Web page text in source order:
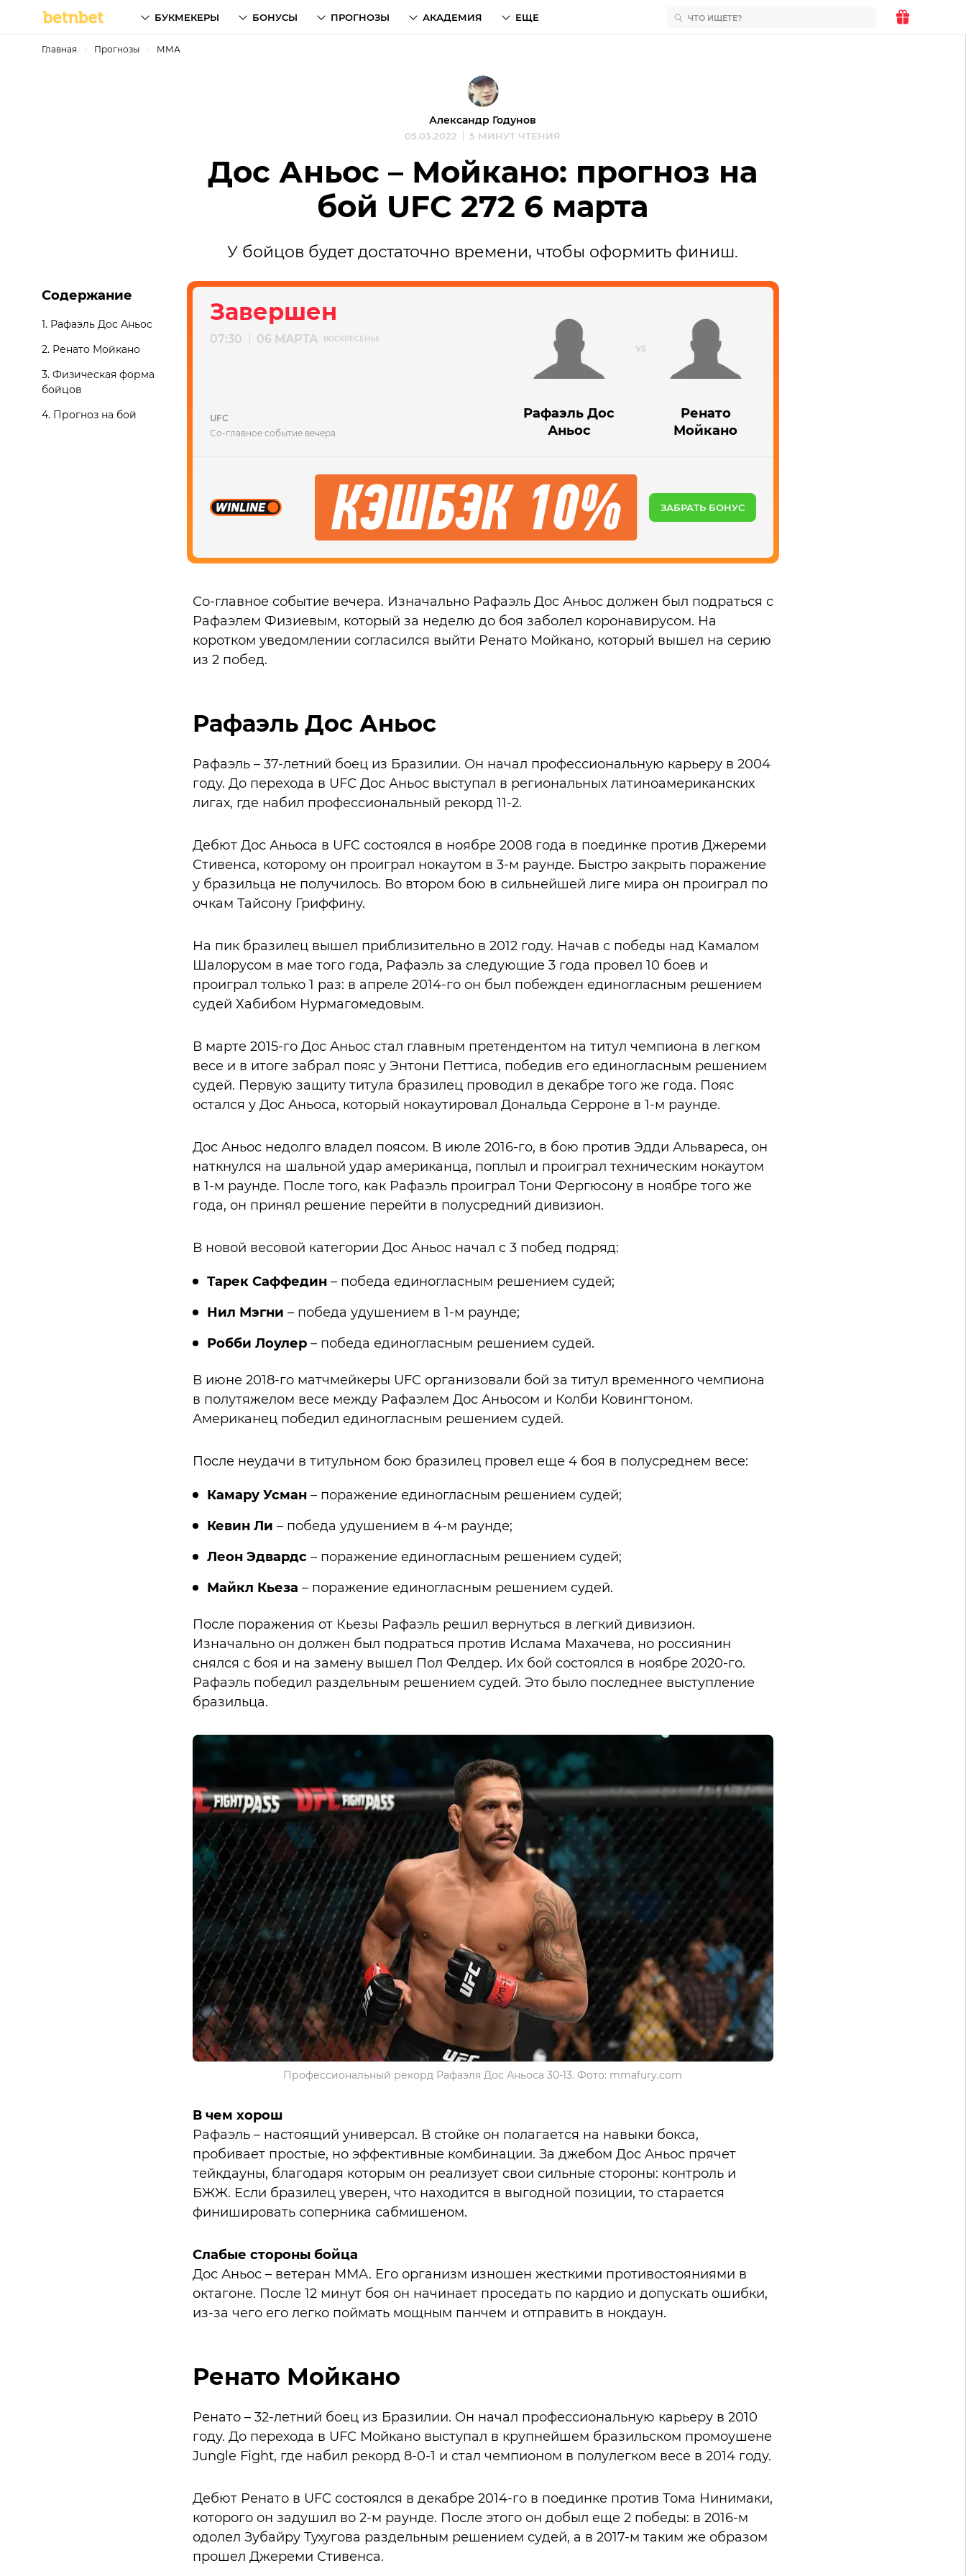
БУКМЕКЕРЫ БОНУСЫ ПРОГНОЗЫ АКАДЕМИЯ ЕЩЕ
Главная Прогнозы ММА
Александр Годунов
05.03.2022 5 МИНУТ ЧТЕНИЯ
Дос Аньос – Мойкано: прогноз на
бой UFC 272 6 марта
У бойцов будет достаточно времени, чтобы оформить финиш.
Содержание
1. Рафаэль Дос Аньос
2. Ренато Мойкано
3. Физическая форма
бойцов
4. Прогноз на бой
Рафаэль Дос
Аньос
Ренато
Мойкано
Завершен
07:30 06 МАРТА ВОСКРЕСЕНЬЕ
UFC
Со-главное событие вечера
ЗАБРАТЬ БОНУС
Со-главное событие вечера. Изначально Рафаэль Дос Аньос должен был подраться с
Рафаэлем Физиевым, который за неделю до боя заболел коронавирусом. На
коротком уведомлении согласился выйти Ренато Мойкано, который вышел на серию
из 2 побед.
Рафаэль Дос Аньос
Рафаэль – 37-летний боец из Бразилии. Он начал профессиональную карьеру в 2004
году. До перехода в UFC Дос Аньос выступал в региональных латиноамериканских
лигах, где набил профессиональный рекорд 11-2.
Дебют Дос Аньоса в UFC состоялся в ноябре 2008 года в поединке против Джереми
Стивенса, которому он проиграл нокаутом в 3-м раунде. Быстро закрыть поражение
у бразильца не получилось. Во втором бою в сильнейшей лиге мира он проиграл по
очкам Тайсону Гриффину.
На пик бразилец вышел приблизительно в 2012 году. Начав с победы над Камалом
Шалорусом в мае того года, Рафаэль за следующие 3 года провел 10 боев и
проиграл только 1 раз: в апреле 2014-го он был побежден единогласным решением
судей Хабибом Нурмагомедовым.
В марте 2015-го Дос Аньос стал главным претендентом на титул чемпиона в легком
весе и в итоге забрал пояс у Энтони Петтиса, победив его единогласным решением
судей. Первую защиту титула бразилец проводил в декабре того же года. Пояс
остался у Дос Аньоса, который нокаутировал Дональда Серроне в 1-м раунде.
Дос Аньос недолго владел поясом. В июле 2016-го, в бою против Эдди Альвареса, он
наткнулся на шальной удар американца, поплыл и проиграл техническим нокаутом
в 1-м раунде. После того, как Рафаэль проиграл Тони Фергюсону в ноябре того же
года, он принял решение перейти в полусредний дивизион.
В новой весовой категории Дос Аньос начал с 3 побед подряд:
Тарек Саффедин– победа единогласным решением судей;
Нил Мэгни – победа удушением в 1-м раунде;
Робби Лоулер– победа единогласным решением судей.
В июне 2018-го матчмейкеры UFC организовали бой за титул временного чемпиона
в полутяжелом весе между Рафаэлем Дос Аньосом и Колби Ковингтоном.
Американец победил единогласным решением судей.
После неудачи в титульном бою бразилец провел еще 4 боя в полусреднем весе:
Камару Усман– поражение единогласным решением судей;
Кевин Ли – победа удушением в 4-м раунде;
Леон Эдвардс – поражение единогласным решением судей;
Майкл Кьеза – поражение единогласным решением судей.
После поражения от Кьезы Рафаэль решил вернуться в легкий дивизион.
Изначально он должен был подраться против Ислама Махачева, но россиянин
снялся с боя и на замену вышел Пол Фелдер. Их бой состоялся в ноябре 2020-го.
Рафаэль победил раздельным решением судей. Это было последнее выступление
бразильца.
Профессиональный рекорд Рафаэля Дос Аньоса 30-13. Фото: mmafury.com
В чем хорош
Рафаэль – настоящий универсал. В стойке он полагается на навыки бокса,
пробивает простые, но эффективные комбинации. За джебом Дос Аньос прячет
тейкдауны, благодаря которым он реализует свои сильные стороны: контроль и
БЖЖ. Если бразилец уверен, что находится в выгодной позиции, то старается
финишировать соперника сабмишеном.
Слабые стороны бойца
Дос Аньос – ветеран ММА. Его организм изношен жесткими противостояниями в
октагоне. После 12 минут боя он начинает проседать по кардио и допускать ошибки,
из-за чего его легко поймать мощным панчем и отправить в нокдаун.
Ренато Мойкано
Ренато – 32-летний боец из Бразилии. Он начал профессиональную карьеру в 2010
году. До перехода в UFC Мойкано выступал в крупнейшем бразильском промоушене
Jungle Fight, где набил рекорд 8-0-1 и стал чемпионом в полулегком весе в 2014 году.
Дебют Ренато в UFC состоялся в декабре 2014-го в поединке против Тома Нинимаки,
которого он задушил во 2-м раунде. После этого он добыл еще 2 победы: в 2016-м
одолел Зубайру Тухугова раздельным решением судей, а в 2017-м таким же образом
прошел Джереми Стивенса.